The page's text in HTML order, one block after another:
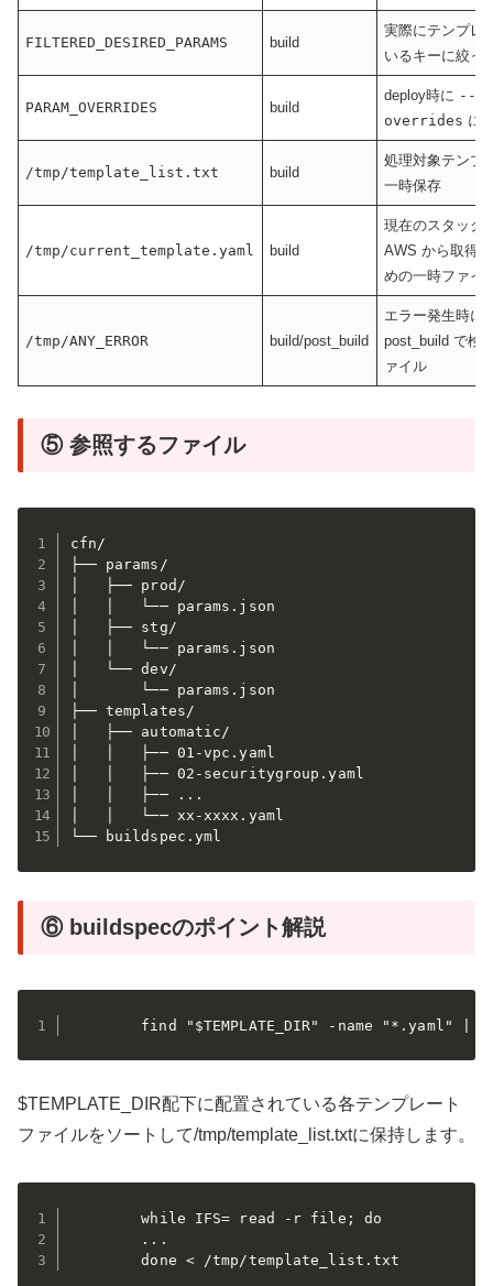
FILTERED_DESIRED_PARAMS build
実際にテンプレ
いるキーに絞っ
PARAM_OVERRIDES build
deploy時に --
overrides に
/tmp/template_list.txt build
処理対象テンプ
一時保存
/tmp/current_template.yaml build
現在のスタック
AWS から取得
めの一時ファイ
/tmp/ANY_ERROR build/post_build
エラー発生時に
post_build で検
ァイル
⑤ 参照するファイル
cfn/
├── params/
│   ├── prod/
│   │   └── params.json
│   ├── stg/
│   │   └── params.json
│   └── dev/
│       └── params.json
├── templates/
│   ├── automatic/
│   │   ├── 01-vpc.yaml
│   │   ├── 02-securitygroup.yaml
│   │   ├── ...
│   │   └── xx-xxxx.yaml
⑥ buildspecのポイント解説
find "$TEMPLATE_DIR" -name "*.yaml" |
$TEMPLATE_DIR配下に配置されている各テンプレート
ファイルをソートして/tmp/template_list.txtに保持します。
        while IFS= read -r file; do
        ...
        done < /tmp/template_list.txt